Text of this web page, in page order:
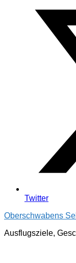
Twitter
Oberschwabens
Ausflugsziele,